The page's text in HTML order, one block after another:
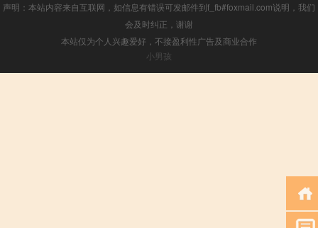
声明：本站内容来自互联网，如信息有错误可发邮件到f_fb#foxmail.com说明，我们
会及时纠正，谢谢
本站仅为个人兴趣爱好，不接盈利性广告及商业合作
小男孩